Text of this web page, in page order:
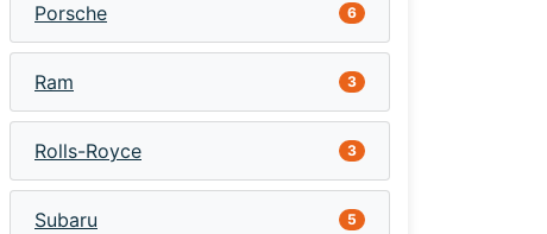
Porsche 6
Ram 3
Rolls-Royce 3
Subaru 5